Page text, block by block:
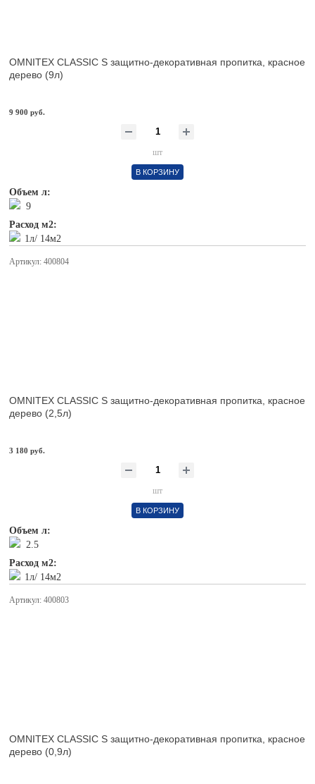
OMNITEX CLASSIC S защитно-декоративная пропитка, красное
дерево (9л)
9 900 руб.
шт
В КОРЗИНУ
Объем л:
9
Расход м2:
1л/ 14м2
Артикул: 400804
OMNITEX CLASSIC S защитно-декоративная пропитка, красное
дерево (2,5л)
3 180 руб.
шт
В КОРЗИНУ
Объем л:
2.5
Расход м2:
1л/ 14м2
Артикул: 400803
OMNITEX CLASSIC S защитно-декоративная пропитка, красное
дерево (0,9л)